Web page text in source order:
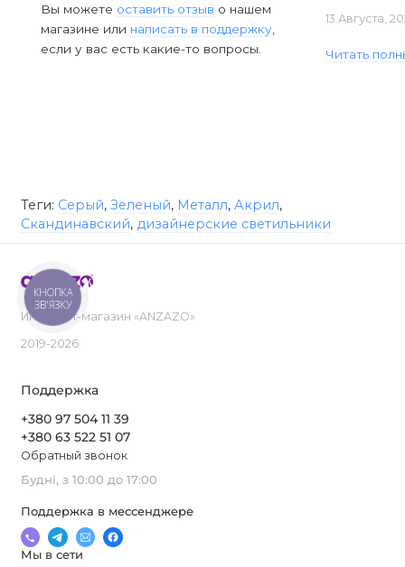
Вы можете оставить отзыв о нашем
магазине или написать в поддержку
если у вас есть какие-то вопросы.
13 Августа,
Читать
Теги: Серый, Зеленый, Металл, Акрил,
Скандинавский, дизайнерские светильники
Интернет-магазин «ANZAZO»
2019-2026
Поддержка
+380 97 504 11 39
+380 63 522 51 07
Обратный звонок
Будні, з 10:00 до 17:00
Поддержка в мессенджере
Мы в сети
КНОПКА
ЗВ'ЯЗКУ